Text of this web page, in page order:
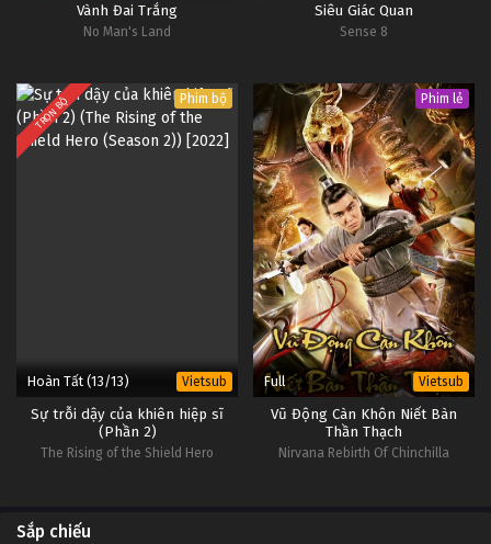
Vành Đai Trắng
No Man's Land
Siêu Giác Quan
Sense 8
TRỌN BỘ Phim bộ
Hoàn Tất (13/13) Vietsub
Sự trỗi dậy của khiên hiệp sĩ
(Phần 2)
The Rising of the Shield Hero
Phim lẻ
Full Vietsub
Vũ Động Càn Khôn Niết Bàn
Thần Thạch
Nirvana Rebirth Of Chinchilla
Sắp chiếu